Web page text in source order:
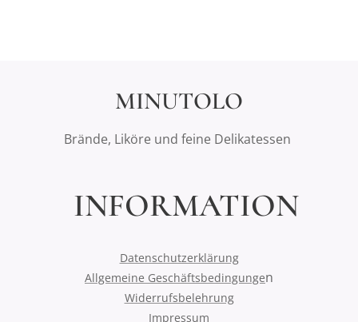
MINUTOLO
Brände, Liköre und feine Delikatessen
INFORMATION
Datenschutzerklärung
Allgemeine Geschäftsbedingungen
Widerrufsbelehrung
Impressum